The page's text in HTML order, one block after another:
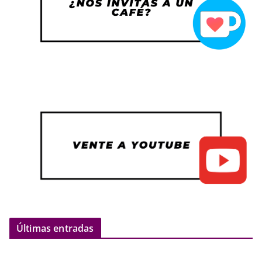
Últimas entradas